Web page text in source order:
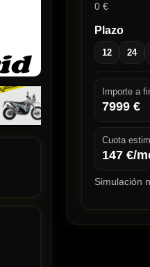
0 €
Plazo
12 24
Importe a
7999€
Cuota
147€/
Simulación